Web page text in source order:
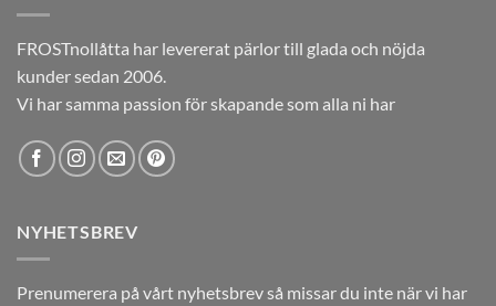
FROSTnollåtta har levererat pärlor till glada och nöjda
kunder sedan 2006.
Vi har samma passion för skapande som alla ni har
NYHETSBREV
Prenumerera på vårt nyhetsbrev så missar du inte när vi har